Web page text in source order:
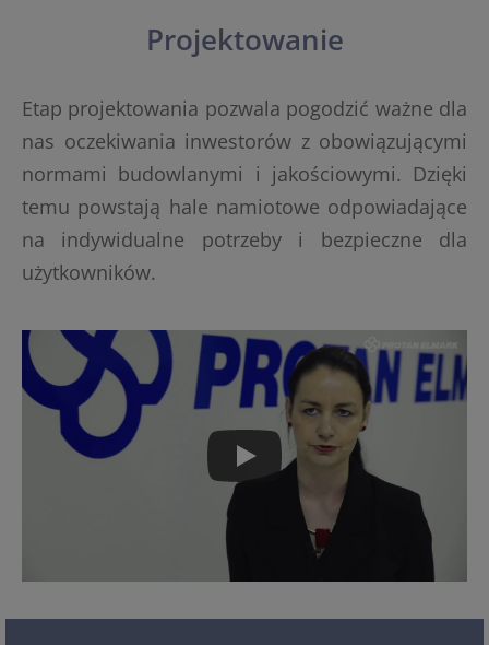
Projektowanie
Etap projektowania pozwala pogodzić ważne dla
nas oczekiwania inwestorów z obowiązującymi
normami budowlanymi i jakościowymi. Dzięki
temu powstają hale namiotowe odpowiadające
na indywidualne potrzeby i bezpieczne dla
użytkowników.